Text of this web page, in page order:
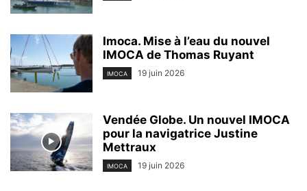
Imoca. Mise à l’eau du nouvel
IMOCA de Thomas Ruyant
IMOCA 19 juin 2026
Vendée Globe. Un nouvel IMOCA
pour la navigatrice Justine
Mettraux
IMOCA 19 juin 2026